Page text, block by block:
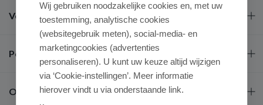
Veel gestelde vragen
Populaire merken
Over ons
Wij gebruiken noodzakelijke cookies en, met uw
toestemming, analytische cookies
(websitegebruik meten), social-media- en
marketingcookies (advertenties
personaliseren). U kunt uw keuze altijd wijzigen
via ‘Cookie-instellingen’. Meer informatie
hierover vindt u via onderstaande link.